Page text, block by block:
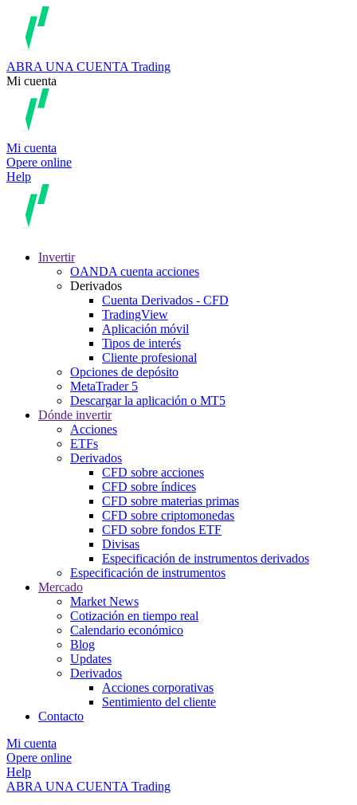
ABRA UNA CUENTA Trading
Mi cuenta
Mi cuenta
Opere online
Help
Invertir
OANDA cuenta acciones
Derivados
Cuenta Derivados - CFD
TradingView
Aplicación móvil
Tipos de interés
Cliente profesional
Opciones de depósito
MetaTrader 5
Descargar la aplicación o MT5
Dónde invertir
Acciones
ETFs
Derivados
CFD sobre acciones
CFD sobre índices
CFD sobre materias primas
CFD sobre criptomonedas
CFD sobre fondos ETF
Divisas
Especificación de instrumentos derivados
Especificación de instrumentos
Mercado
Market News
Cotización en tiempo real
Calendario económico
Blog
Updates
Derivados
Acciones corporativas
Sentimiento del cliente
Contacto
Mi cuenta
Opere online
Help
ABRA UNA CUENTA Trading